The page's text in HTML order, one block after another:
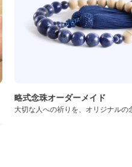
略式念珠オーダーメイド
大切な人への祈りを、オリジナルの